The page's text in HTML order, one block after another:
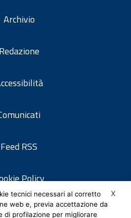
Archivio
Redazione
Feed RSS
Policy
privacy
X
tecnici necessari al corretto
web e, previa accettazione da
di profilazione per migliorare